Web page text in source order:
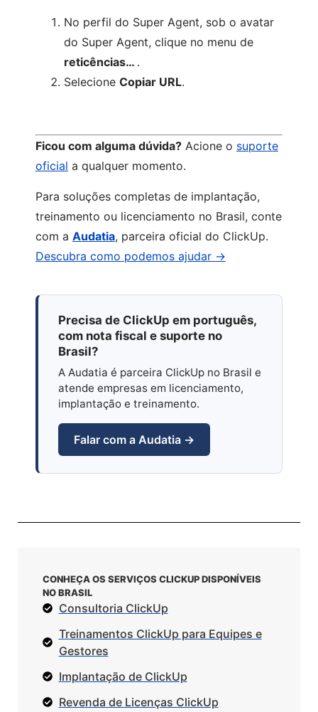
No perfil do Super Agent, sob o avatar
do Super Agent, clique no menu de
reticências… .
Selecione Copiar URL.
Ficou com alguma dúvida? Acione o suporte
oficial a qualquer momento.
Para soluções completas de implantação,
treinamento ou licenciamento no Brasil, conte
com a Audatia, parceira oficial do ClickUp.
Descubra como podemos ajudar →
Precisa de ClickUp em português,
com nota fiscal e suporte no
Brasil?
A Audatia é parceira ClickUp no Brasil e
atende empresas em licenciamento,
implantação e treinamento.
Falar com a Audatia →
CONHEÇA OS SERVIÇOS CLICKUP DISPONÍVEIS
NO BRASIL
Consultoria ClickUp
Treinamentos ClickUp para Equipes e
Gestores
Implantação de ClickUp
Revenda de Licenças ClickUp